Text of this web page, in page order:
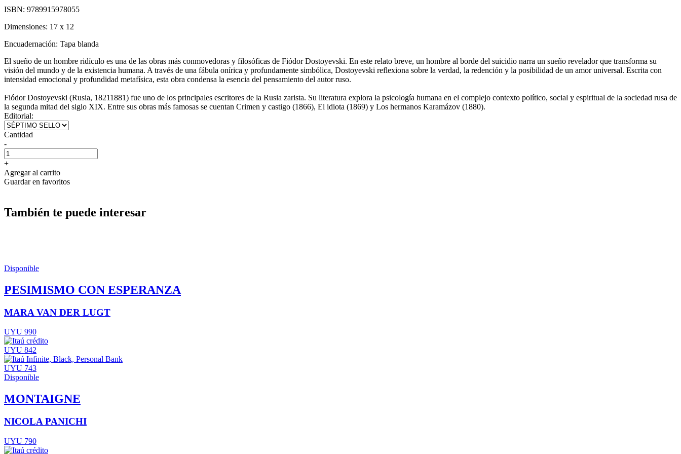
ISBN: 9789915978055
Dimensiones: 17 x 12
Encuadernación: Tapa blanda
El sueño de un hombre ridículo es una de las obras más conmovedoras y filosóficas de Fiódor Dostoyevski. En este relato breve, un hombre al borde del suicidio narra un sueño revelador que transforma su
visión del mundo y de la existencia humana. A través de una fábula onírica y profundamente simbólica, Dostoyevski reflexiona sobre la verdad, la redención y la posibilidad de un amor universal. Escrita con
intensidad emocional y profundidad metafísica, esta obra condensa la esencia del pensamiento del autor ruso.
Fiódor Dostoyevski (Rusia, 18211881) fue uno de los principales escritores de la Rusia zarista. Su literatura explora la psicología humana en el complejo contexto político, social y espiritual de la sociedad rusa de
la segunda mitad del siglo XIX. Entre sus obras más famosas se cuentan Crimen y castigo (1866), El idiota (1869) y Los hermanos Karamázov (1880).
Editorial:
Cantidad
-
+
Agregar al carrito
Guardar en favoritos
También te puede interesar
Disponible
PESIMISMO CON ESPERANZA
MARA VAN DER LUGT
UYU 990
UYU 842
UYU 743
Disponible
MONTAIGNE
NICOLA PANICHI
UYU 790